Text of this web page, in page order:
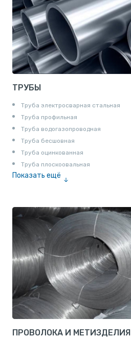
ТРУБЫ
Труба электросварная стальная
Труба профильная
Труба водогазопроводная
Труба бесшовная
Труба оцинкованная
Труба плоскоовальная
Показать ещё
ПРОВОЛОКА И МЕТИЗДЕЛИЯ